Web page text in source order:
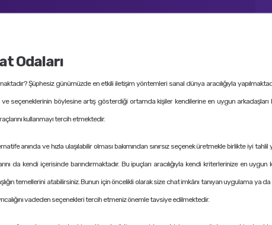
Odaları
Şüphesiz günümüzde en etkili iletişim yöntemleri sanal dünya aracılığıyla
seçeneklerinin böylesine artış gösterdiği ortamda kişiler kendilerine en uygun arkadaşları
kullanmayı tercih etmektedir.
anında ve hızla ulaşılabilir olması bakımından sınırsız seçenek üretmekle birlikte iyi tahlil
da kendi içerisinde barındırmaktadır. Bu ipuçları aracılığıyla kendi kriterlerinize en uygun
temellerini atabilirsiniz. Bunun için öncelikli olarak size chat imkânı tanıyan uygulama ya
vadeden seçenekleri tercih etmeniz önemle tavsiye edilmektedir.